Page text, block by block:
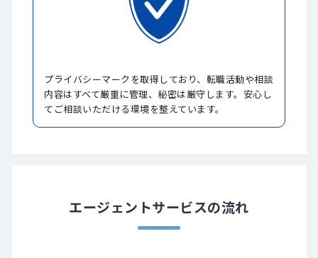
プライバシーマークを取得しており、転職活動や相談
内容はすべて厳重に管理、秘密は厳守します。安心し
てご相談いただける環境を整えています。
エージェントサービスの流れ